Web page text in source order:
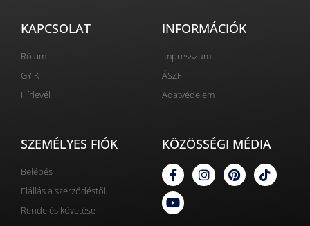
KAPCSOLAT
Rólam
GYIK
Hírlevél
INFORMÁCIÓK
Impresszum
ÁSZF
Adatvédelem
SZEMÉLYES FIÓK
Belépés
Elállás a szerződéstől
Rendelés követése
KÖZÖSSÉGI MÉDIA